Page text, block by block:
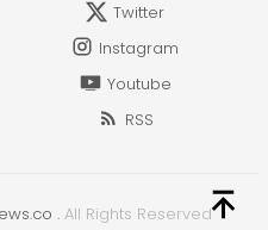
Twitter
Instagram
Youtube
RSS
. All Rights Reserved